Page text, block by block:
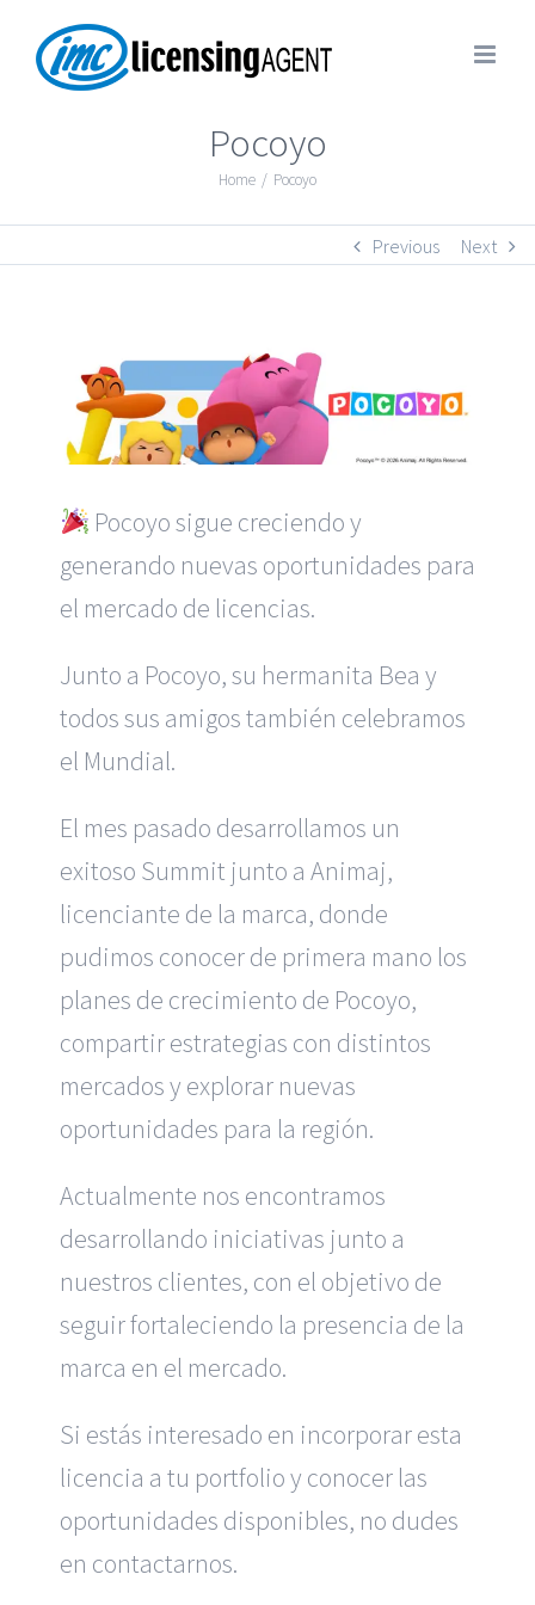
Pocoyo
Home / Pocoyo
Previous Next
Pocoyo sigue creciendo y
generando nuevas oportunidades para
el mercado de licencias.
Junto a Pocoyo, su hermanita Bea y
todos sus amigos también celebramos
el Mundial.
El mes pasado desarrollamos un
exitoso Summit junto a Animaj,
licenciante de la marca, donde
pudimos conocer de primera mano los
planes de crecimiento de Pocoyo,
compartir estrategias con distintos
mercados y explorar nuevas
oportunidades para la región.
Actualmente nos encontramos
desarrollando iniciativas junto a
nuestros clientes, con el objetivo de
seguir fortaleciendo la presencia de la
marca en el mercado.
Si estás interesado en incorporar esta
licencia a tu portfolio y conocer las
oportunidades disponibles, no dudes
en contactarnos.